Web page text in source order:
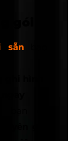
gói
sẵnbao